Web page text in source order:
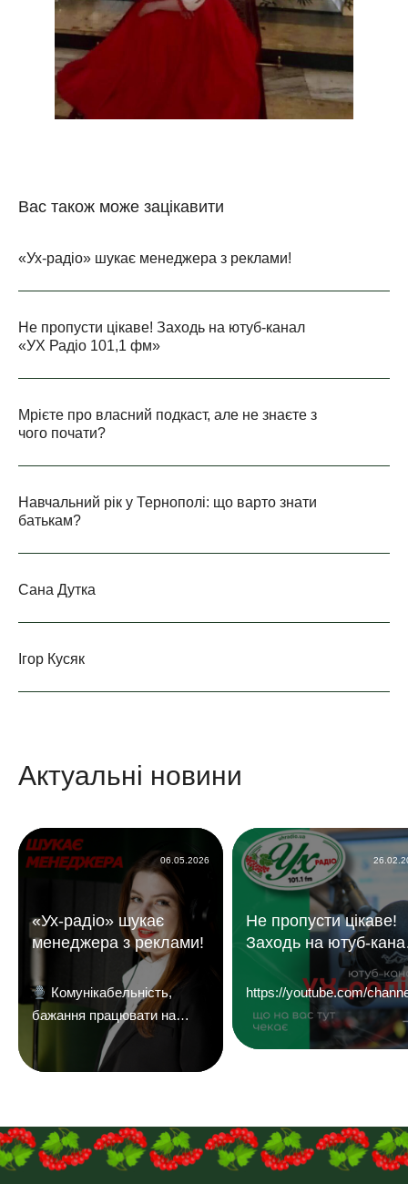
Вас також може зацікавити
«Ух-радіо» шукає менеджера з реклами!
Не пропусти цікаве! Заходь на ютуб-канал
«УХ Радіо 101,1 фм»
Мрієте про власний подкаст, але не знаєте з
чого почати?
Навчальний рік у Тернополі: що варто знати
батькам?
Сана Дутка
Ігор Кусяк
Актуальні новини
«Ух-радіо» шукає
менеджера з реклами!
Комунікабельність,
бажання працювати на
результат і досвід у
продажах — плюс.
пошту:uhreklama1@gmail.com
06.05.2026
Не пропусти цікаве!
Заходь на ютуб-
«УХ Радіо 101,1 фм»
https://youtube.com/